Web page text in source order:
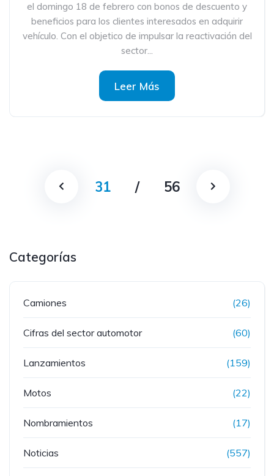
el domingo 18 de febrero con bonos de descuento y
beneficios para los clientes interesados en adquirir
vehículo. Con el objetico de impulsar la reactivación del
sector...
Leer Más
31 / 56
Categorías
Camiones (26)
Cifras del sector automotor (60)
Lanzamientos (159)
Motos (22)
Nombramientos (17)
Noticias (557)